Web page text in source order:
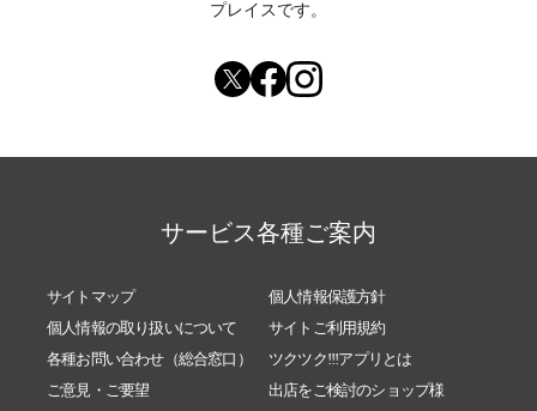
プレイスです。
サービス各種ご案内
サイトマップ
個人情報保護方針
個人情報の取り扱いについて
サイトご利用規約
各種お問い合わせ（総合窓口）
ツクツク!!!アプリとは
ご意見・ご要望
出店をご検討のショップ様